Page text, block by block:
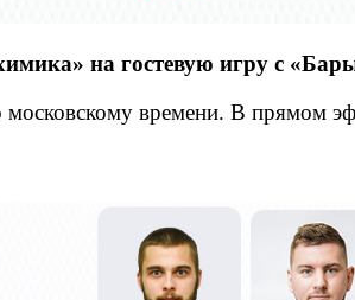
на гостевую игру с
времени. В прямом